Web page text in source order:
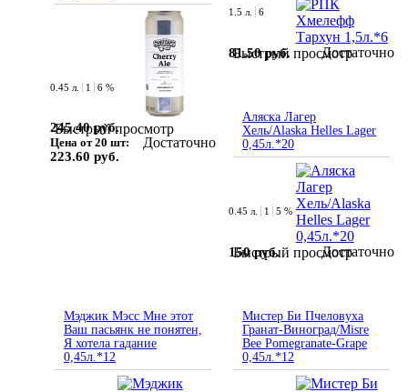
Быстрый просмотр
0.45 л. 1 6 %
245.40 руб.
Цена от 20 шт:
223.60 руб.
Достаточно
Быстрый просмотр
1.5 л. 6
81.50 руб. Достаточно
Аляска Лагер
Хель/Alaska Helles Lager
0,45л.*20
Быстрый просмотр
0.45 л. 1 5 %
150 руб. Достаточно
Мэджик Мэсс Мне этот
Ваш пасьянк не понятен,
Я хотела гадание
0,45л.*12
Мистер Би Пчеловуха
Гранат-Виноград/Misre
Bee Pomegranate-Grape
0,45л.*12